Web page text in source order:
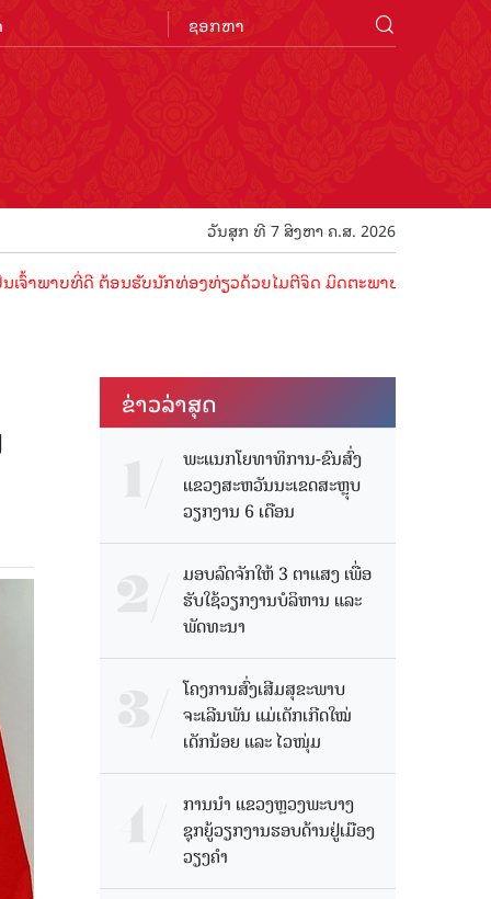
ວັນສຸກ ທີ 7 ສິງຫາ ຄ.ສ. 2026
ດີ ຕ້ອນຮັບນັກທ່ອງທ່ຽວດ້ວຍໄມຕີຈິດ ມິດຕະພາບອັນດູດດື່ມ !
ຂ່າວ​ລ່າ​ສຸດ
ພະແນກໂຍທາທິການ-ຂົນສົ່ງ
ແຂວງສະຫວັນນະເຂດສະຫຼຸບ
ວຽກງານ 6 ເດືອນ
ມອບລົດຈັກໃຫ້ 3 ຕາແສງ ເພື່ອ
ຮັບໃຊ້ວຽກງານບໍລິຫານ ແລະ
ພັດທະນາ
ໂຄງການສົ່ງເສີມສຸຂະພາບ
ຈະເລີນພັນ ແມ່ເດັກເກີດໃໝ່
ເດັກນ້ອຍ ແລະ ໄວໜຸ່ມ
ການນຳ ແຂວງຫຼວງພະບາງ
ຊຸກຍູ້ວຽກງານຮອບດ້ານຢູ່ເມືອງ
ວຽງຄໍາ